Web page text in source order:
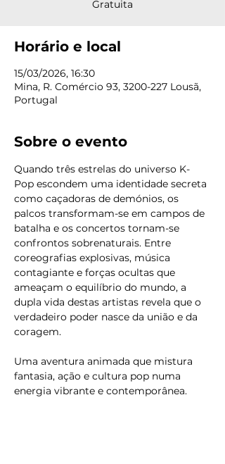
Gratuita
Horário e local
15/03/2026, 16:30
Mina, R. Comércio 93, 3200-227 Lousã,
Portugal
Sobre o evento
Quando três estrelas do universo K-
Pop escondem uma identidade secreta
como caçadoras de demónios, os
palcos transformam-se em campos de
batalha e os concertos tornam-se
confrontos sobrenaturais. Entre
coreografias explosivas, música
contagiante e forças ocultas que
ameaçam o equilíbrio do mundo, a
dupla vida destas artistas revela que o
verdadeiro poder nasce da união e da
coragem.
Uma aventura animada que mistura
fantasia, ação e cultura pop numa
energia vibrante e contemporânea.